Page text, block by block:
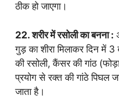
ठीक हो जाएगा।
22. शरीर में रसोली का बनना :
गुड़ का शीरा मिलाकर दिन में
की रसोली, कैंसर की गांठ
प्रयोग से रक्त की गांठे पिघल
जाता है।